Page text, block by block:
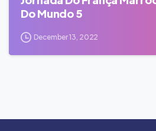
Do Mundo 5
December 13, 2022